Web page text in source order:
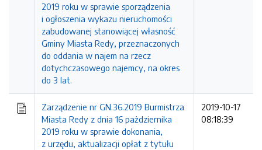
2019 roku w sprawie sporządzenia
i ogłoszenia wykazu nieruchomości
zabudowanej stanowiącej własność
Gminy Miasta Redy, przeznaczonych
do oddania w najem na rzecz
dotychczasowego najemcy, na okres
do 3 lat.
Zarządzenie nr GN.36.2019 Burmistrza
Miasta Redy z dnia 16 pażdziernika
2019 roku w sprawie dokonania,
z urzędu, aktualizacji opłat z tytułu
2019-10-17
08:18:39